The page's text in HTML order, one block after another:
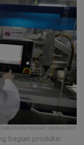
REUTERS/TINGSHU WANG/HP/CF
bagian produksi